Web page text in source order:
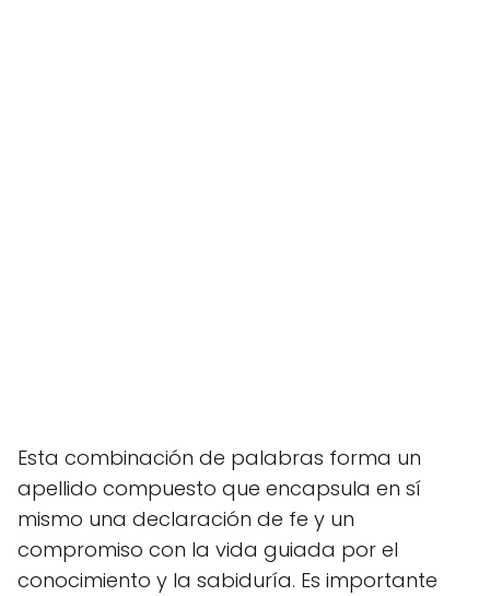
Esta combinación de palabras forma un
apellido compuesto que encapsula en sí
mismo una declaración de fe y un
compromiso con la vida guiada por el
conocimiento y la sabiduría. Es importante